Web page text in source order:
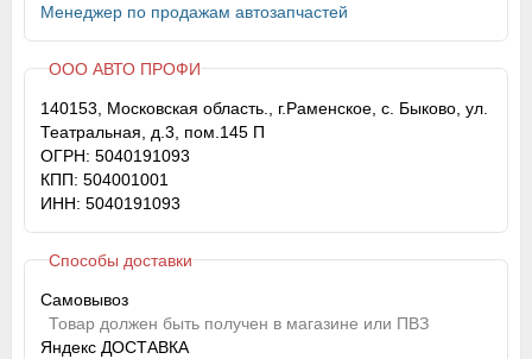
Менеджер по продажам автозапчастей
ООО АВТО ПРОФИ
140153, Московская область., г.Раменское, с. Быково, ул.
Театральная, д.3, пом.145 П
ОГРН: 5040191093
КПП: 504001001
ИНН: 5040191093
Способы доставки
Самовывоз
Товар должен быть получен в магазине или ПВЗ
Яндекс ДОСТАВКА